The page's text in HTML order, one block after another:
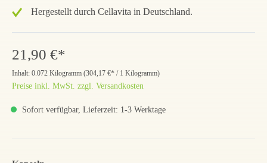
Hergestellt durch Cellavita in Deutschland.
21,90 €*
Inhalt: 0.072 Kilogramm (304,17 €* / 1 Kilogramm)
Preise inkl. MwSt. zzgl. Versandkosten
Sofort verfügbar, Lieferzeit: 1-3 Werktage